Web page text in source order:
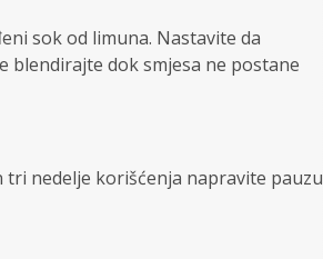
sok od limuna. Nastavite da
blendirajte dok smjesa ne postane
nedelje korišćenja napravite pauzu